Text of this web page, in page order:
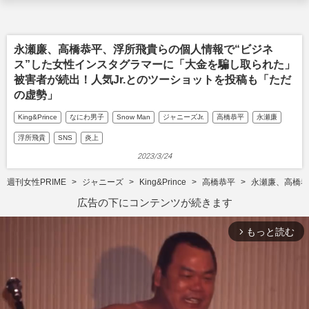
永瀬廉、高橋恭平、浮所飛貴らの個人情報で“ビジネ
ス”した女性インスタグラマーに「大金を騙し取られた」
被害者が続出！人気Jr.とのツーショットを投稿も「ただ
の虚勢」
King&Prince なにわ男子 Snow Man ジャニーズJr. 高橋恭平 永瀬廉
浮所飛貴 SNS 炎上
2023/3/24
週刊女性PRIME ジャニーズ King&Prince 高橋恭平 永瀬廉、高橋
広告の下にコンテンツが続きます
arrow_forward_ios もっと読む